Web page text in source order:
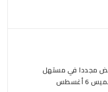
مجددا في مستهل
أغسطس